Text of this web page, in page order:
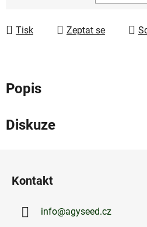
Tisk Zeptat se
Popis
Diskuze
Kontakt
info@agyseed.cz